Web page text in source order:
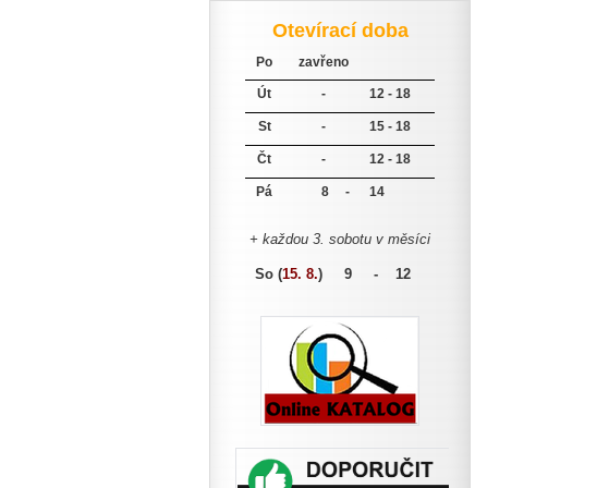
Otevírací doba
Po zavřeno
Út - 12 - 18
St - 15 - 18
Čt - 12 - 18
Pá 8 - 14
+ každou 3. sobotu v měsíci
So (15. 8.) 9 - 12